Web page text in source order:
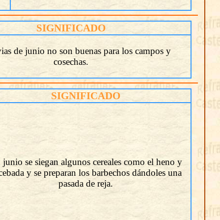
SIGNIFICADO
de junio no son buenas para los campos y
cosechas.
SIGNIFICADO
junio se siegan algunos cereales como el heno y
y se preparan los barbechos dándoles una
pasada de reja.